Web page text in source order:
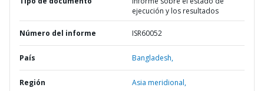
ejecución y los resultados
Número del informe ISR60052
País Bangladesh,
Región Asia meridional,